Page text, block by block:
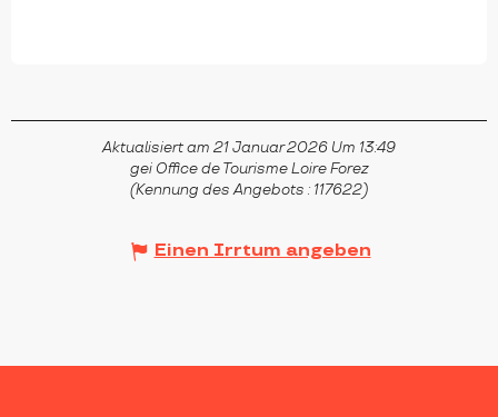
Aktualisiert am 21 Januar 2026 Um 13:49
gei Office de Tourisme Loire Forez
(Kennung des Angebots : 117622)
Einen Irrtum angeben